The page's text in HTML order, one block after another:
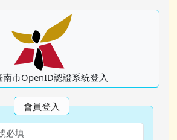
南市OpenID認證系統登入
會員登入